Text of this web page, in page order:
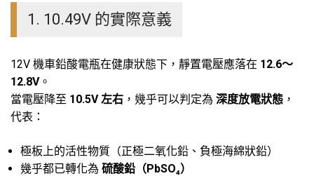
1. 10.49V 的實際意義
12V 機車鉛酸電瓶在健康狀態下，靜置電壓應落在 12.6～
12.8V。
當電壓降至 10.5V 左右 ，幾乎可以判定為 深度放電狀態 ，
代表：
極板上的活性物質（正極二氧化鉛、負極海綿狀鉛）
幾乎都已轉化為 硫酸鉛（PbSO₄）